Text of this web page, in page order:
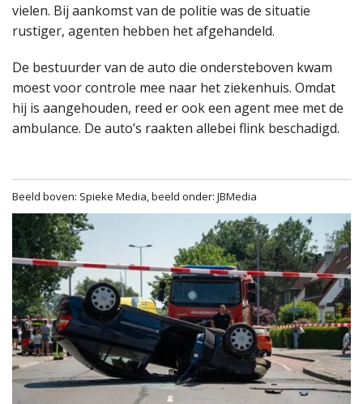
vielen. Bij aankomst van de politie was de situatie
rustiger, agenten hebben het afgehandeld.
De bestuurder van de auto die ondersteboven kwam
moest voor controle mee naar het ziekenhuis. Omdat
hij is aangehouden, reed er ook een agent mee met de
ambulance. De auto’s raakten allebei flink beschadigd.
Beeld boven: Spieke Media, beeld onder: JBMedia